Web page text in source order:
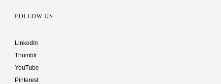
FOLLOW US
LinkedIn
Thumblr
YouTube
Pinterest